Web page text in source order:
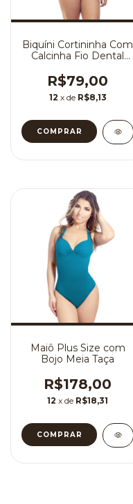
Biquíni Cortininha Com
Calcinha Fio Dental
R$79,00
12 x de R$8,13
COMPRAR
Maiô Plus Size com
Bojo Meia Taça
R$178,00
12 x de R$18,31
COMPRAR